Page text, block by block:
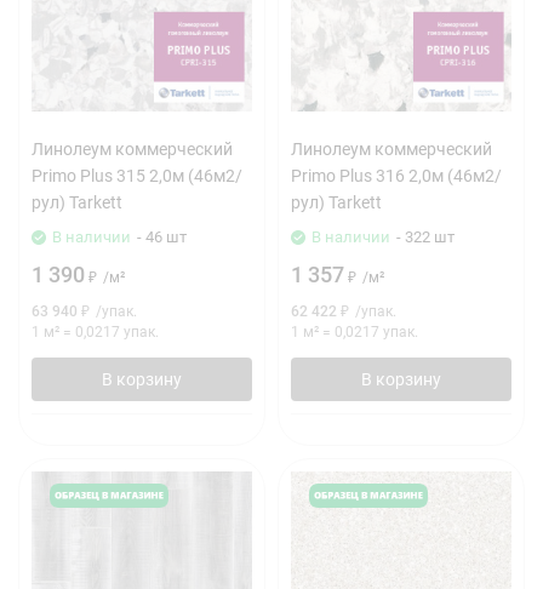
Линолеум коммерческий
Primo Plus 315 2,0м (46м2/
рул) Tarkett
В наличии - 46 шт
1 390 ₽ /м²
63 940 ₽ /упак.
1 м² = 0,0217 упак.
В корзину
Линолеум коммерческий
Primo Plus 316 2,0м (46м2/
рул) Tarkett
В наличии - 322 шт
1 357 ₽ /м²
62 422 ₽ /упак.
1 м² = 0,0217 упак.
В корзину